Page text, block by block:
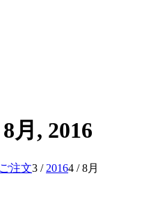
月, 2016
ご注文3 / 20164 / 8月